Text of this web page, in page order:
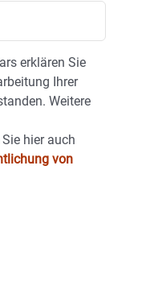
erklären Sie
Ihrer
Weitere
hier auch
von